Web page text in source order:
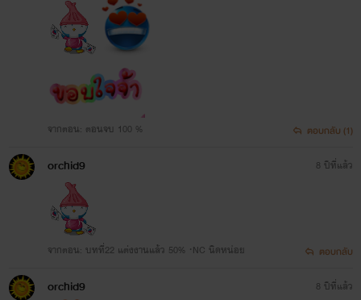
จากตอน: ​ตอนจบ 100 % ตอบกลับ (1)
orchid9
จากตอน: บทที่22 แต่งงานแล้ว 50% ·NC นิดหน่อย
8 ปีที่แล้ว
ตอบกลับ
orchid9 8 ปีที่แล้ว